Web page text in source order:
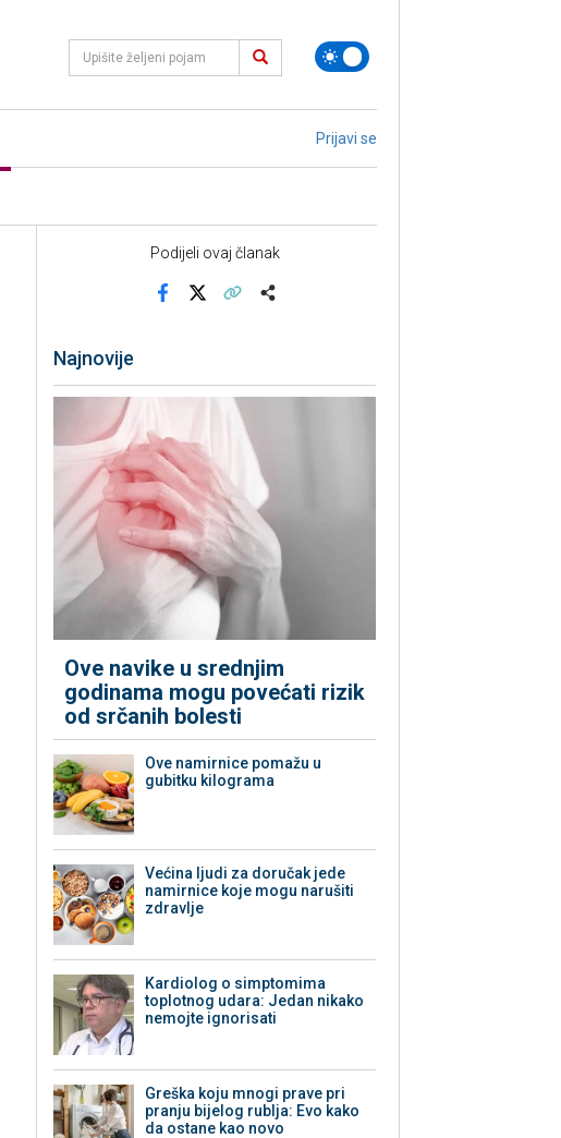
Prijavi se
Podijeli ovaj članak
Najnovije
Ove navike u srednjim
godinama mogu povećati rizik
od srčanih bolesti
Ove namirnice pomažu u
gubitku kilograma
Većina ljudi za doručak jede
namirnice koje mogu narušiti
zdravlje
Kardiolog o simptomima
toplotnog udara: Jedan nikako
nemojte ignorisati
Greška koju mnogi prave pri
pranju bijelog rublja: Evo kako
da ostane kao novo